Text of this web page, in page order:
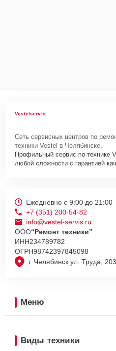
Vestelservis
Сеть сервисных центров по
техники Vestel в Челябинске.
Профильный сервис по технике
любой сложности с гарантией
г. Челябинск ул. Труда, 203
Ежедневно с 9:00 до 21:00
+7 (351) 200-54-82
info@vestel-servis.ru
ООО“Ремонт техники”
ИНН234789782
ОГРН98742397845098
Меню
Виды техники